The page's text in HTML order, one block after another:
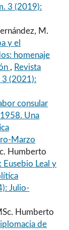
3 (2019):
M.
y el
homenaje
, Revista
3 (2021):
consular
Una
Marzo
Humberto
Eusebio Leal y
Julio-
Humberto
de